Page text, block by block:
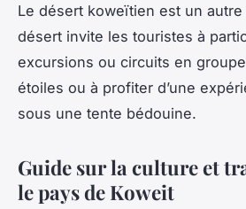
Le désert koweïtien est un
désert invite les touristes à
excursions ou circuits en
étoiles ou à profiter d’une
sous une tente bédouine.
Guide sur la culture et
le pays de Koweit